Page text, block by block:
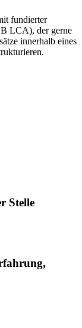
fundierter
LCA), der gerne
innerhalb eines
Stelle